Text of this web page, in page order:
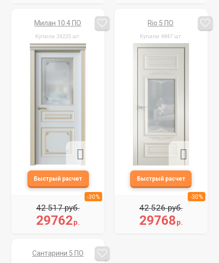
Милан 10.4 ПО
Купили 24225 шт.
29762р.
42 517 руб.
-30%
Rio 5 ПО
Купили 4847 шт.
29768р.
42 526 руб.
-30%
Сантарини 5 ПО